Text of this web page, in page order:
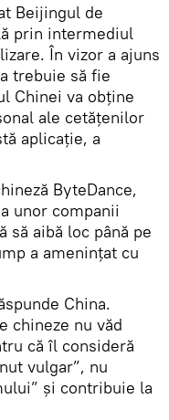
Beijingul de
prin intermediul
În vizor a ajuns
trebuie să fie
Chinei va obține
ale cetățenilor
aplicație, a
ByteDance,
unor companii
să aibă loc până pe
a amenințat cu
China.
chineze nu văd
că îl consideră
vulgar”, nu
și contribuie la